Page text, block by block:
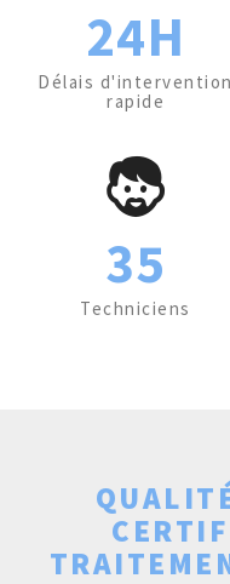
24H
Délais d'intervention
rapide
35
Techniciens